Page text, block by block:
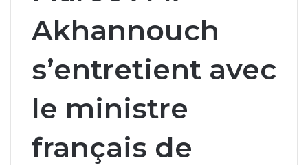
Akhannouch
s’entretient avec
le ministre
français de